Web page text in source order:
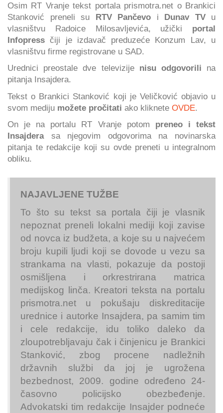
Osim RT Vranje tekst portala prismotra.net o Brankici
Stanković preneli su RTV Pančevo i Dunav TV u
vlasništvu Radoice Milosavljevića, užički portal
Infopress čiji je izdavač preduzeće Konzum Lav, u
vlasništvu firme registrovane u SAD.
Urednici preostale dve televizije nisu odgovorili na
pitanja Insajdera.
Tekst o Brankici Stanković koji je Veličković objavio u
svom mediju možete pročitati ako kliknete OVDE.
On je na portalu RT Vranje potom preneo i tekst
Insajderasa njegovim odgovorima na novinarska
pitanja te redakcije koji su ovde preneti u integralnom
obliku.
NAJAVLJENE TUŽBE
To što su tekst sa portala čiji je vlasnik
nepoznat preneli lokalni mediji koji zavise
od novca iz budžeta, a koje su u najvećem
broju kupili ljudi koji se dovode u vezu sa
strankama na vlasti, pokazuje da postoji
osmišljena i orkrestrirana matrica
medijskog linča. Kreatori teksta na portalu
prismotra.net u pokušaju diskreditacije
urednice i autorke Insajdera, pa samim tim
i cele redakcije, idu toliko daleko da
zloupotrebljavaju čak i činjenicu je Brankici
Stanković, zbog procene nadležnih
državnih službi da joj je ugrožena
bezbednost, 2009. godine određeno 24-
časovno policijsko obezbeđenje.
Advokatski tim redakcije Insajder podneće